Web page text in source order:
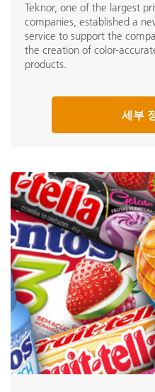
Teknor, one of the largest
companies, established a
service to support the
the creation of color-
products.
세부